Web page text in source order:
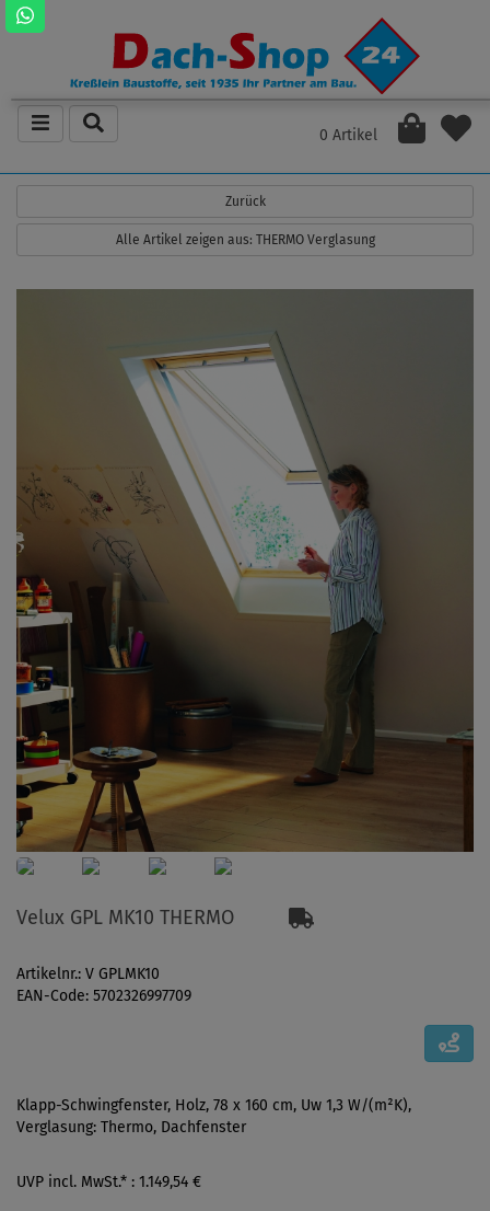
0 Artikel
Zurück
Alle Artikel zeigen aus: THERMO Verglasung
Velux GPL MK10 THERMO
Artikelnr.: V GPLMK10
EAN-Code: 5702326997709
Klapp-Schwingfenster, Holz, 78 x 160 cm, Uw 1,3 W/(m²K),
Verglasung: Thermo, Dachfenster
UVP incl. MwSt.* : 1.149,54 €